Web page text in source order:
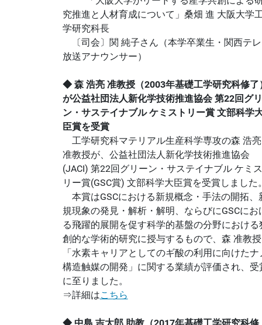
究推進と人材育成について」桑畑 進 大阪大学
学研究科長
〔司会〕関 純子さん（本学卒業生・関西テ
放送アナウンサー）
◆ 森 浩亮 准教授（2003年基礎工学研究科修了
が公益社団法人新化学技術推進協会 第22回グ
ン・サステイナブル ケミストリー賞 文部科学
臣賞を受賞
工学研究科マテリアル生産科学専攻の森 浩亮
准教授が、公益社団法人新化学技術推進協会
(JACI) 第22回グリーン・サステイナブル ケミ
リー賞(GSC賞) 文部科学大臣賞を受賞しました
本賞はGSCにおける新規概念・手法の開拓、
規現象の発見・解析・解明、ならびにGSCにお
る飛躍的展開を促す科学的基盤の分野における
創的な学術的研究に授与するもので、森 准教
「水素キャリアとしてのギ酸の利用に向けたナ
構造触媒の開発」に関する業績が評価され、受
に至りました。
⇒詳細はこちら